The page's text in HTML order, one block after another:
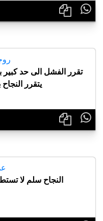

تقرر الفشل الى حد كبير
يتقرر النجاح

النجاح سلم لا